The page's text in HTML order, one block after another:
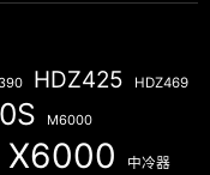
HDZ425 HDZ469
M6000
X6000 中冷器